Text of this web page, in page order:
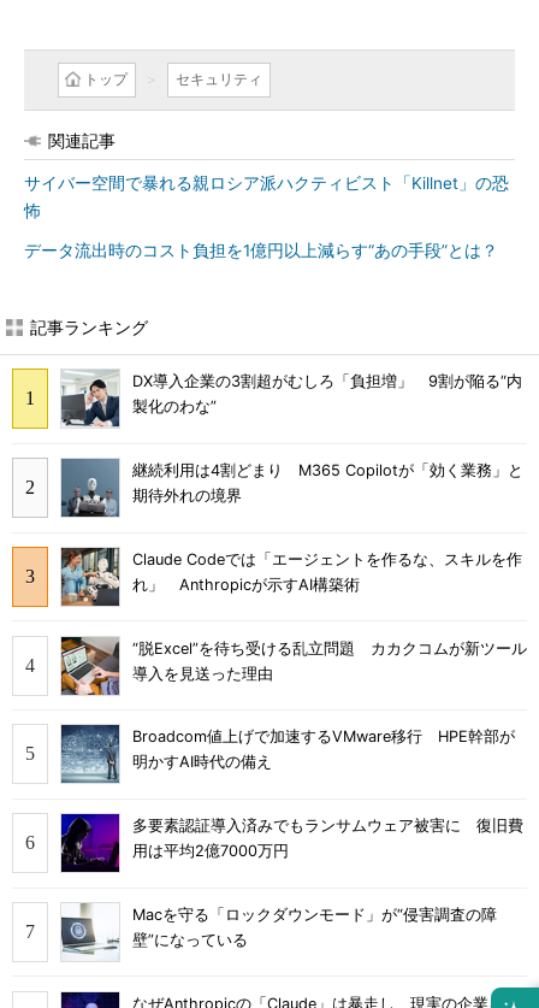
トップ セキュリティ
関連記事
サイバー空間で暴れる親ロシア派ハクティビスト「Killnet」の恐
怖
データ流出時のコスト負担を1億円以上減らす“あの手段”とは？
記事ランキング
DX導入企業の3割超がむしろ「負担増」 9割が陥る“内
製化のわな”
継続利用は4割どまり M365 Copilotが「効く業務」と
期待外れの境界
Claude Codeでは「エージェントを作るな、スキルを作
れ」 Anthropicが示すAI構築術
“脱Excel”を待ち受ける乱立問題 カカクコムが新ツール
導入を見送った理由
Broadcom値上げで加速するVMware移行 HPE幹部が
明かすAI時代の備え
多要素認証導入済みでもランサムウェア被害に 復旧費
用は平均2億7000万円
Macを守る「ロックダウンモード」が“侵害調査の障
壁”になっている
なぜAnthropicの「Claude」は暴走し、現実の企業をハ